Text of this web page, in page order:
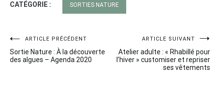
CATÉGORIE : SORTIES NATURE
Navigation
de
ARTICLE PRÉCÉDENT
Sortie Nature : À la découverte
des algues – Agenda 2020
ARTICLE SUIVANT
Atelier adulte : « Rhabillé pour
l’hiver » customiser et repriser
ses vêtements